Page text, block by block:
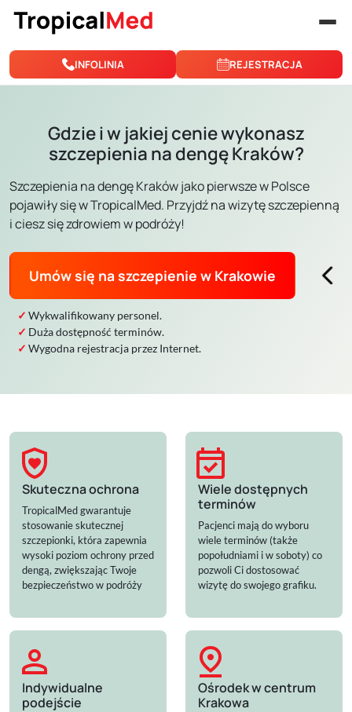
Przejdź do treści
INFOLINIA REJESTRACJA
Gdzie i w jakiej cenie wykonasz
szczepienia na dengę Kraków?
Szczepienia na dengę Kraków jako pierwsze w Polsce
pojawiły się w TropicalMed. Przyjdź na wizytę szczepienną
i ciesz się zdrowiem w podróży!
Umów się na szczepienie w Krakowie
Wykwalifikowany personel.
Duża dostępność terminów.
Wygodna rejestracja przez Internet.
shield_with_heart
Skuteczna ochrona
TropicalMed gwarantuje
stosowanie skutecznej
szczepionki, która zapewnia
wysoki poziom ochrony przed
dengą, zwiększając Twoje
bezpieczeństwo w podróży
event_available
Wiele dostępnych
terminów
Pacjenci mają do wyboru
wiele terminów (także
popołudniami i w soboty) co
pozwoli Ci dostosować
wizytę do swojego grafiku.
person
Indywidualne
podejście
pin_drop
Ośrodek w centrum
Krakowa